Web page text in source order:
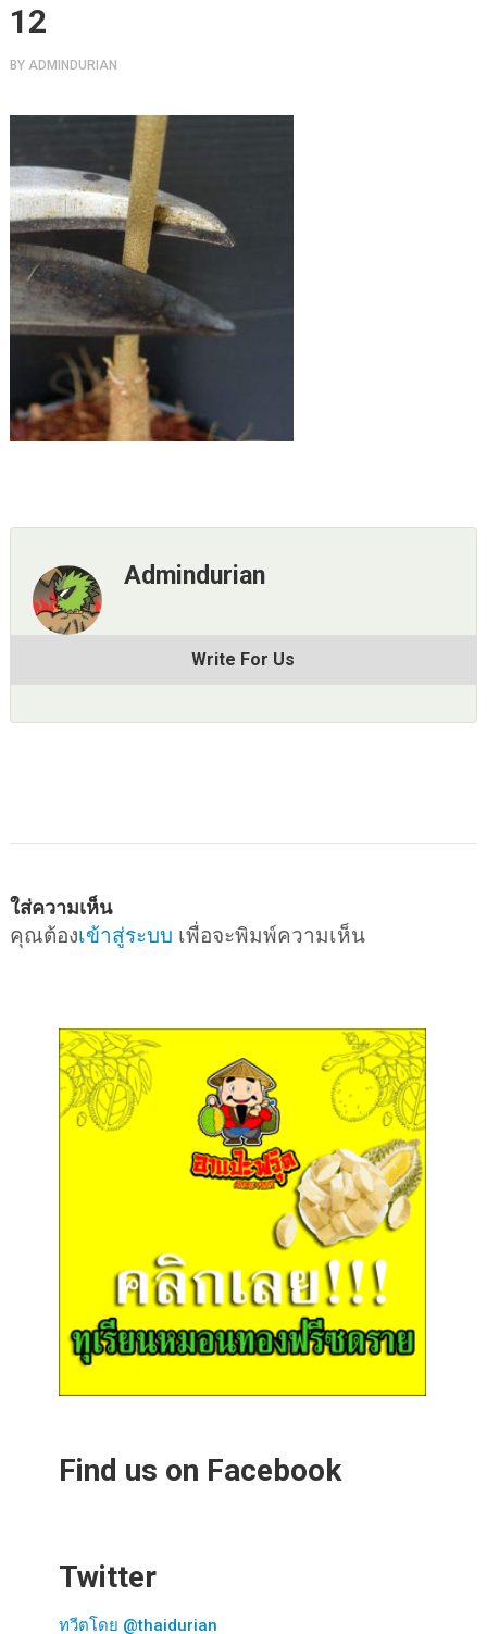
12
BY ADMINDURIAN
Admindurian
Write For Us
ใส่ความเห็น
คุณต้องเข้าสู่ระบบ เพื่อจะพิมพ์ความเห็น
Find us on Facebook
Twitter
ทวีตโดย @thaidurian